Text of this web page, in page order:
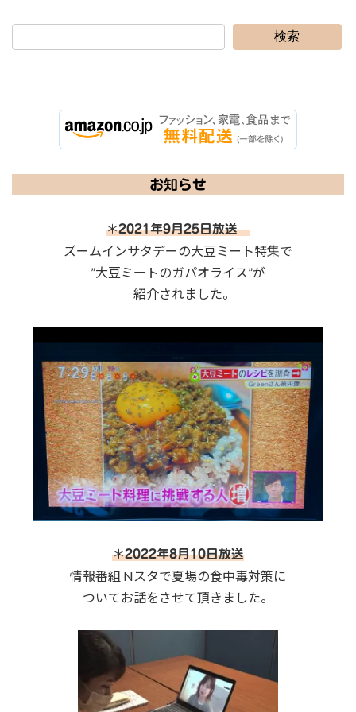
検索
お知らせ
＊2021年9月25日放送
ズームインサタデーの大豆ミート特集で
”大豆ミートのガパオライス”が
紹介されました。
＊2022年8月10日放送
情報番組 Nスタで夏場の食中毒対策に
ついてお話をさせて頂きました。